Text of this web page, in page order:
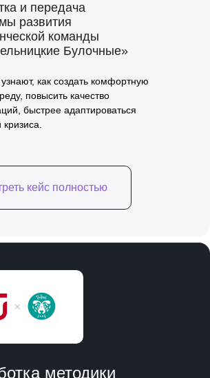
и передача
развития
команды
Булочные»
как создать комфортную
повысить качество
быстрее адаптироваться
кейс полностью
методики